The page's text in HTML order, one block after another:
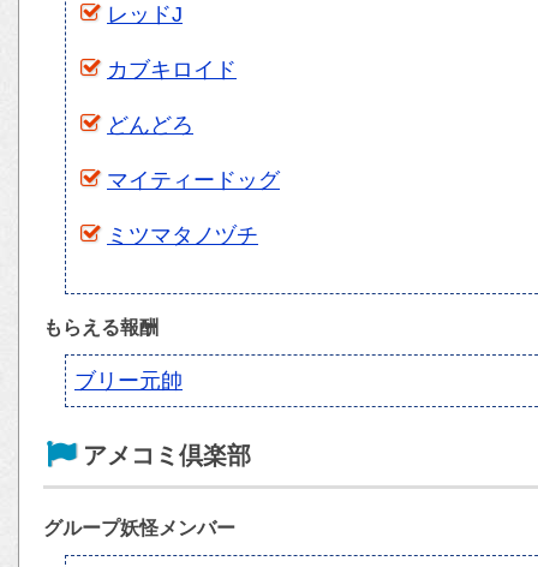
レッドJ
カブキロイド
どんどろ
マイティードッグ
ミツマタノヅチ
もらえる報酬
ブリー元帥
アメコミ倶楽部
グループ妖怪メンバー